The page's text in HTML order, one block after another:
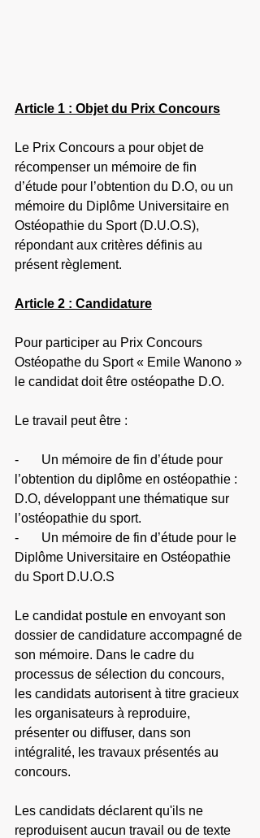
Article 1 : Objet du Prix Concours
Le Prix Concours a pour objet de
récompenser un mémoire de fin
d’étude pour l’obtention du D.O, ou un
mémoire du Diplôme Universitaire en
Ostéopathie du Sport (D.U.O.S),
répondant aux critères définis au
présent règlement.
Article 2 : Candidature
Pour participer au Prix Concours
Ostéopathe du Sport « Emile Wanono »
le candidat doit être ostéopathe D.O.
Le travail peut être :
-       Un mémoire de fin d’étude pour
l’obtention du diplôme en ostéopathie :
D.O, développant une thématique sur
l’ostéopathie du sport.
-       Un mémoire de fin d’étude pour le
Diplôme Universitaire en Ostéopathie
du Sport D.U.O.S
Le candidat postule en envoyant son
dossier de candidature accompagné de
son mémoire. Dans le cadre du
processus de sélection du concours,
les candidats autorisent à titre gracieux
les organisateurs à reproduire,
présenter ou diffuser, dans son
intégralité, les travaux présentés au
concours.
Les candidats déclarent qu'ils ne
reproduisent aucun travail ou de texte